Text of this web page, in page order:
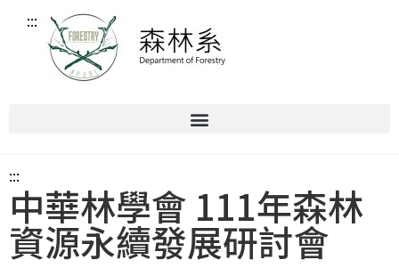
:::
:::
中華林學會 111年森林
資源永續發展研討會